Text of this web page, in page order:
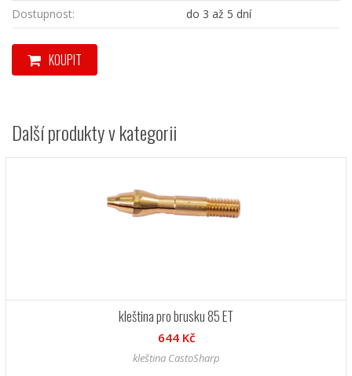
Dostupnost: do 3 až 5 dní
KOUPIT
Další produkty v kategorii
kleština pro brusku 85 ET
644 Kč
kleština CastoSharp